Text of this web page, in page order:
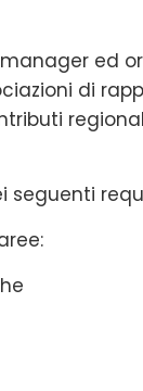
ed
di
seguenti